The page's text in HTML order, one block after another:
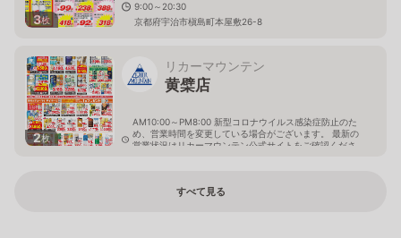
3枚
9:00～20:30
京都府宇治市槇島町本屋敷26-8
2枚
リカーマウンテン
黄檗店
AM10:00～PM8:00 新型コロナウイルス感染症防止のた
め、営業時間を変更している場合がございます。 最新の
営業状況はリカーマウンテン公式サイトをご確認くださ
すべて見る